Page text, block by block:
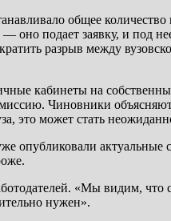
общее
подает заявку, и под
разрыв между
кабинеты на
Чиновники
это может стать
опубликовали
«Мы видим, что
нужен».